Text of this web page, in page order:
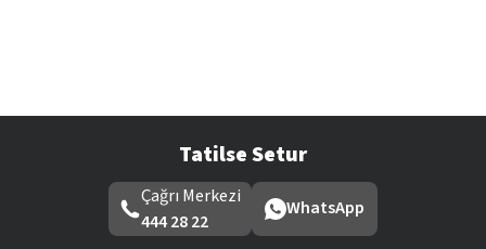
Tatilse Setur
Çağrı Merkezi
444 28 22
WhatsApp